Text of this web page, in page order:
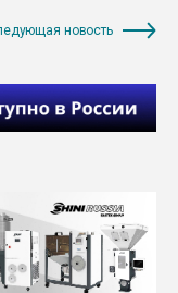
новость